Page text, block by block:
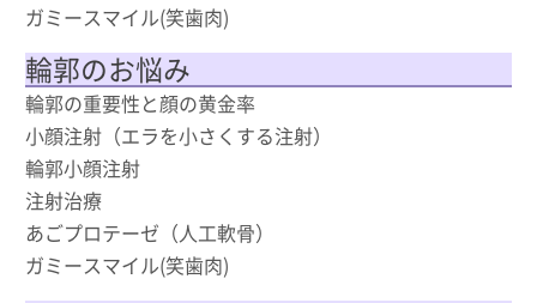
ガミースマイル(笑歯肉)
輪郭のお悩み
輪郭の重要性と顔の黄金率
小顔注射（エラを小さくする注射）
輪郭小顔注射
注射治療
あごプロテーゼ（人工軟骨）
ガミースマイル(笑歯肉)